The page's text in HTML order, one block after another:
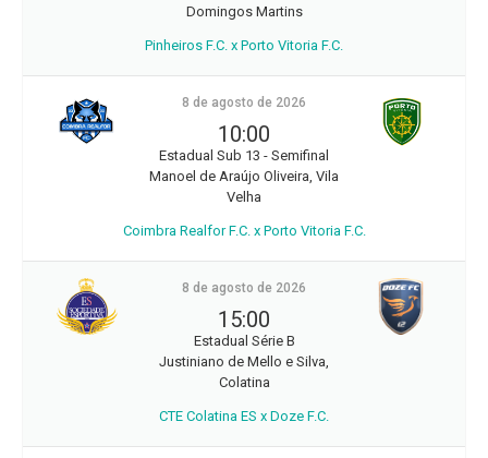
Domingos Martins
Pinheiros F.C. x Porto Vitoria F.C.
8 de agosto de 2026
10:00
Estadual Sub 13 - Semifinal
Manoel de Araújo Oliveira, Vila
Velha
Coimbra Realfor F.C. x Porto Vitoria F.C.
8 de agosto de 2026
15:00
Estadual Série B
Justiniano de Mello e Silva,
Colatina
CTE Colatina ES x Doze F.C.